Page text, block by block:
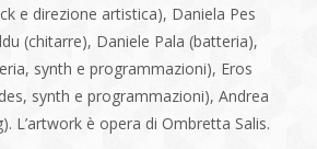
e direzione artistica), Daniela Pes
(chitarre), Daniele Pala (batteria),
synth e programmazioni), Eros
synth e programmazioni), Andrea
L’artwork è opera di Ombretta Salis.